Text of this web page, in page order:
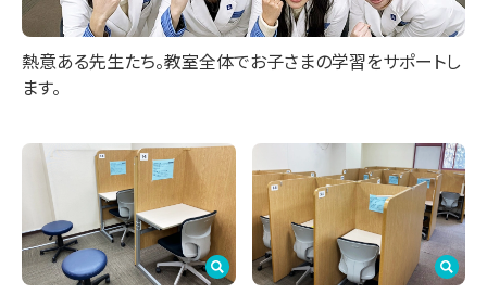
熱意ある先生たち。教室全体でお子さまの学習をサポートし
ます。